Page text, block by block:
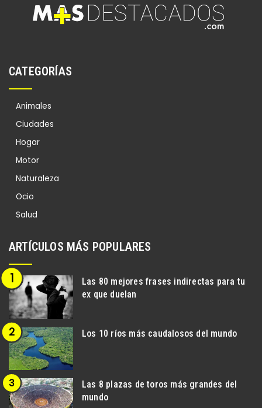
CATEGORÍAS
Animales
Ciudades
Hogar
Motor
Naturaleza
Ocio
Salud
ARTÍCULOS MÁS POPULARES
Las 80 mejores frases indirectas para tu
ex que duelan
Los 10 ríos más caudalosos del mundo
Las 8 plazas de toros más grandes del
mundo